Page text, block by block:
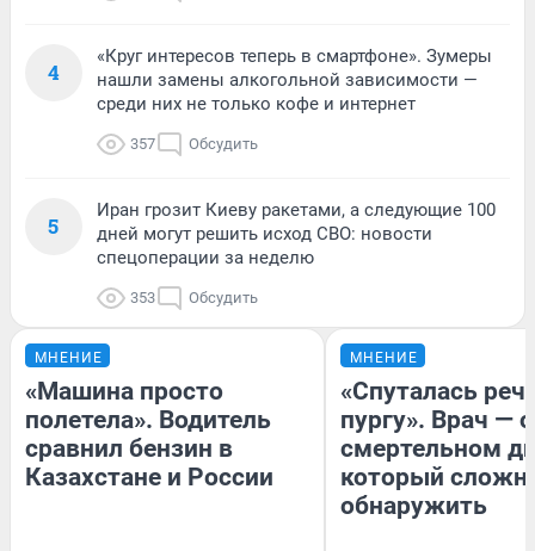
4
«Круг интересов теперь в смартфоне». Зумеры
нашли замены алкогольной зависимости —
среди них не только кофе и интернет
357 Обсудить
5
Иран грозит Киеву ракетами, а следующие 100
дней могут решить исход СВО: новости
спецоперации за неделю
353 Обсудить
МНЕНИЕ
«Машина просто
полетела». Водитель
сравнил бензин в
Казахстане и России
МНЕНИЕ
«Спуталась
пургу». Врач — о
смертельном
который
обнаружить